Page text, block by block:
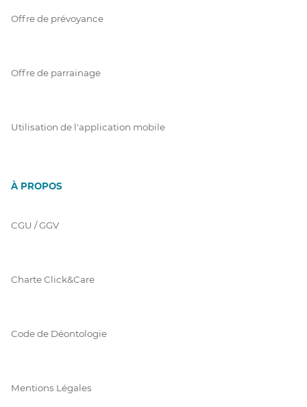
Offre de prévoyance
Offre de parrainage
Utilisation de l'application mobile
À PROPOS
CGU / GGV
Charte Click&Care
Code de Déontologie
Mentions Légales